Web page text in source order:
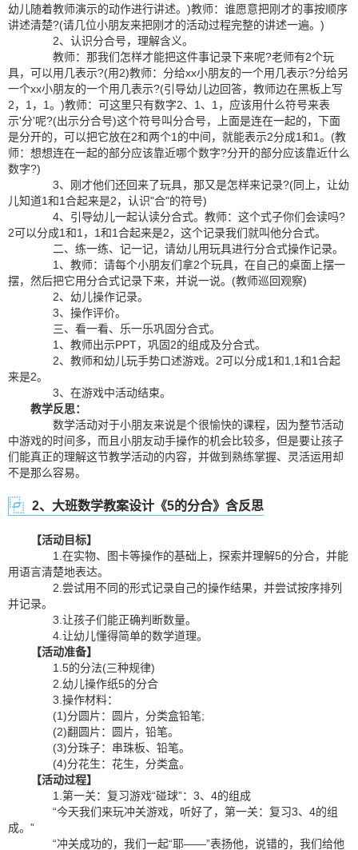
幼儿随着教师演示的动作进行讲述。)教师：谁愿意把刚才的事按顺序
讲述清楚?(请几位小朋友来把刚才的活动过程完整的讲述一遍。)
2、认识分合号，理解含义。
教师：那我们怎样才能把这件事记录下来呢?老师有2个玩
具，可以用几表示?(用2)教师：分给xx小朋友的一个用几表示?分给另
一个xx小朋友的一个用几表示?(引导幼儿边回答，教师边在黑板上写
2，1，1。)教师：可这里只有数字2、1、1，应该用什么符号来表
示'分'呢?(出示分合号)这个符号叫分合号，上面是连在一起的，下面
是分开的，可以把它放在2和两个1的中间，就能表示2分成1和1。(教
师：想想连在一起的部分应该靠近哪个数字?分开的部分应该靠近什么
数字?)
3、刚才他们还回来了玩具，那又是怎样来记录?(同上，让幼
儿知道1和1合起来是2，认识"合"的符号)
4、引导幼儿一起认读分合式。教师：这个式子你们会读吗?
2可以分成1和1，1和1合起来是2，这个记录我们就叫他分合式。
二、练一练、记一记，请幼儿用玩具进行分合式操作记录。
1、教师：请每个小朋友们拿2个玩具，在自己的桌面上摆一
摆，然后把它用分合式记录下来，并说一说。(教师巡回观察)
2、幼儿操作记录。
3、操作评价。
三、看一看、乐一乐巩固分合式。
1、教师出示PPT，巩固2的组成及分合式。
2、教师和幼儿玩手势口述游戏。2可以分成1和1,1和1合起
来是2。
3、在游戏中活动结束。
教学反思：
数学活动对于小朋友来说是个很愉快的课程，因为整节活动
中游戏的时间多，而且小朋友动手操作的机会比较多，但是要让孩子
们能真正的理解这节教学活动的内容，并做到熟练掌握、灵活运用却
不是那么容易。
2、大班数学教案设计《5的分合》含反思
【活动目标】
1.在实物、图卡等操作的基础上，探索并理解5的分合，并能
用语言清楚地表达。
2.尝试用不同的形式记录自己的操作结果，并尝试按序排列
并记录。
3.让孩子们能正确判断数量。
4.让幼儿懂得简单的数学道理。
【活动准备】
1.5的分法(三种规律)
2.幼儿操作纸5的分合
3.操作材料：
(1)分圆片：圆片，分类盒铅笔;
(2)翻圆片：圆片，铅笔。
(3)分珠子：串珠板、铅笔。
(4)分花生：花生，分类盒。
【活动过程】
1.第一关：复习游戏“碰球”：3、4的组成
“今天我们来玩冲关游戏，听好了，第一关：复习3、4的组
成。”
“冲关成功的，我们一起“耶——”表扬他，说错的，我们给他